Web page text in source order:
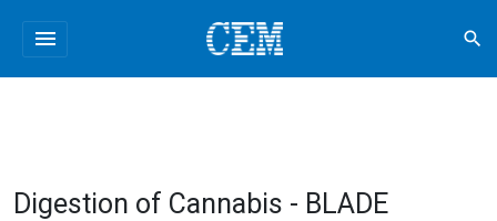
menu search
Digestion of Cannabis - BLADE